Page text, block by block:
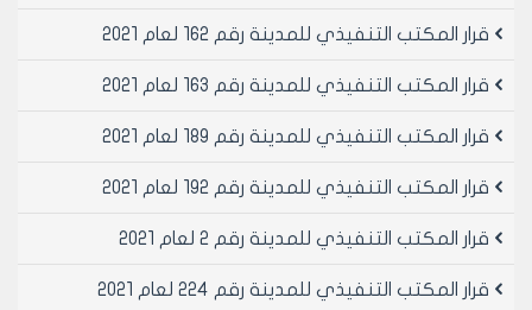
مادة 5- يجب التقيد التام بالأنظمة و القوانين المرورية ، و
عدم وقوف السيارات أمام المكتب بشكل مخالف لتلك
السيارات) ، تحت طائلة إغلاق المكتب بالشمع الأحمر لمدة
/500/ ل.س خمسمائة ليرة سورية عن اليوم الواحد و إلغاء
مادة 6- لا يتم تجديد الموافقات المؤقتة لمهنة بيع و شراء
بعد اخذ موافقة المكتب التنفيذي على منح موافقات
قرار المكتب التنفيذي للمدينة رقم 162 لعام 2021
قرار المكتب التنفيذي للمدينة رقم 163 لعام 2021
قرار المكتب التنفيذي للمدينة رقم 189 لعام 2021
قرار المكتب التنفيذي للمدينة رقم 192 لعام 2021
قرار المكتب التنفيذي للمدينة رقم 2 لعام 2021
قرار المكتب التنفيذي للمدينة رقم 224 لعام 2021